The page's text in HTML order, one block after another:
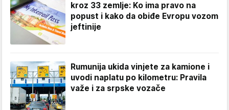
kroz 33 zemlje: Ko ima pravo na
popust i kako da obiđe Evropu vozom
jeftinije
Rumunija ukida vinjete za kamione i
uvodi naplatu po kilometru: Pravila
važe i za srpske vozače